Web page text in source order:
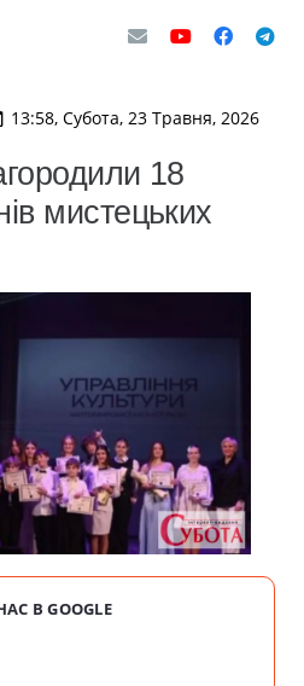
13:58, Субота, 23 Травня, 2026
18
мистецьких
В GOOGLE